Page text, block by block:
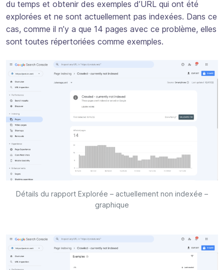
du temps et obtenir des exemples d’URL qui ont été
explorées et ne sont actuellement pas indexées. Dans ce
cas, comme il n’y a que 14 pages avec ce problème, elles
sont toutes répertoriées comme exemples.
Détails du rapport Explorée – actuellement non indexée –
graphique